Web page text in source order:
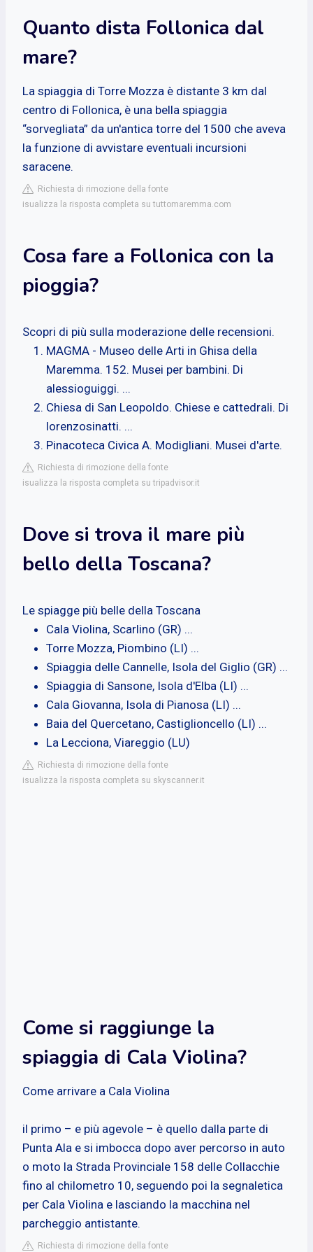
Quanto dista Follonica dal
mare?
La spiaggia di Torre Mozza è distante 3 km dal
centro di Follonica, è una bella spiaggia
“sorvegliata” da un'antica torre del 1500 che aveva
la funzione di avvistare eventuali incursioni
saracene.
Richiesta di rimozione della fonte
isualizza la risposta completa su tuttomaremma.com
Cosa fare a Follonica con la
pioggia?
Scopri di più sulla moderazione delle recensioni.
MAGMA - Museo delle Arti in Ghisa della
Maremma. 152. Musei per bambini. Di
alessioguiggi. ...
Chiesa di San Leopoldo. Chiese e cattedrali. Di
lorenzosinatti. ...
Pinacoteca Civica A. Modigliani. Musei d'arte.
Richiesta di rimozione della fonte
isualizza la risposta completa su tripadvisor.it
Dove si trova il mare più
bello della Toscana?
Le spiagge più belle della Toscana
Cala Violina, Scarlino (GR) ...
Torre Mozza, Piombino (LI) ...
Spiaggia delle Cannelle, Isola del Giglio (GR) ...
Spiaggia di Sansone, Isola d'Elba (LI) ...
Cala Giovanna, Isola di Pianosa (LI) ...
Baia del Quercetano, Castiglioncello (LI) ...
La Lecciona, Viareggio (LU)
Richiesta di rimozione della fonte
isualizza la risposta completa su skyscanner.it
Come si raggiunge la
spiaggia di Cala Violina?
Come arrivare a Cala Violina
il primo – e più agevole – è quello dalla parte di
Punta Ala e si imbocca dopo aver percorso in auto
o moto la Strada Provinciale 158 delle Collacchie
fino al chilometro 10, seguendo poi la segnaletica
per Cala Violina e lasciando la macchina nel
parcheggio antistante.
Richiesta di rimozione della fonte